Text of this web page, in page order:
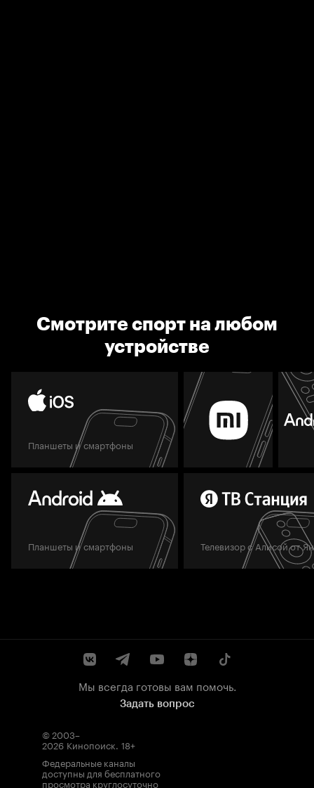
Смотрите спорт на любом
устройстве
Планшеты и смартфоны
Планшеты и смартфоны Телевизор с Алисой от
Мы всегда готовы вам помочь.
Задать вопрос
© 2003–
2026 Кинопоиск. 18+
Федеральные каналы
доступны для бесплатного
просмотра круглосуточно